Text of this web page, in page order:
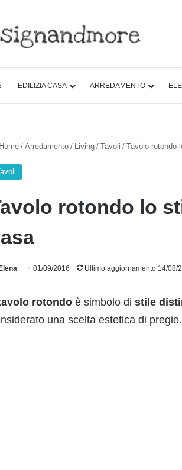
EDILIZIA CASA ARREDAMENTO
Home / Arredamento / Living / Tavoli / Tavolo rotondo
rotondo lo
01/09/2016 Ultimo aggiornamento 14/08/
rotondo è simbolo di stile
una scelta estetica di pregio.